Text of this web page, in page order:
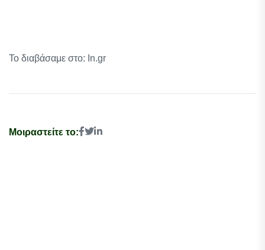
Το διαβάσαμε στο: In.gr
Μοιραστείτε το: